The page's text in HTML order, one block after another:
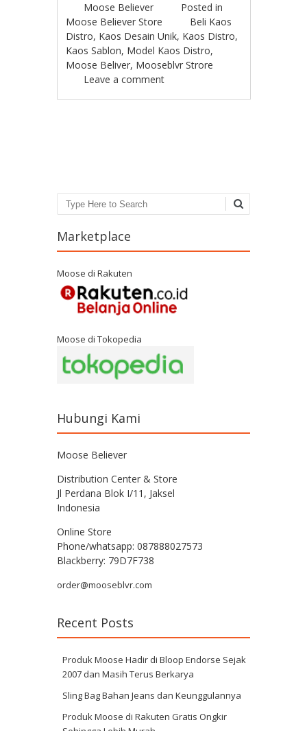
Moose Believer
Posted in
Moose Believer Store
Beli Kaos
Distro, Kaos Desain Unik, Kaos Distro,
Kaos Sablon, Model Kaos Distro,
Moose Beliver, Mooseblvr Strore
Leave a comment
Search
Marketplace
Moose di Rakuten
Moose di Tokopedia
Hubungi Kami
Moose Believer
Distribution Center & Store
Jl Perdana Blok I/11, Jaksel
Indonesia
Online Store
Phone/whatsapp: 087888027573
Blackberry: 79D7F738
order@mooseblvr.com
Recent Posts
Produk Moose Hadir di Bloop Endorse Sejak
2007 dan Masih Terus Berkarya
Sling Bag Bahan Jeans dan Keunggulannya
Produk Moose di Rakuten Gratis Ongkir